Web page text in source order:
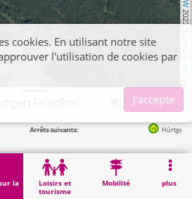
2021, Lizenz
dl-de/by-2-0
la
Loisirs et
tourisme
Mobilité plus
Friedhof
Hürtgen Steinbachstr. in
Hürtgenwald, Hürtgen Friedhof
cookies. En utilisant notre site
l'utilisation de cookies par
J'accepte